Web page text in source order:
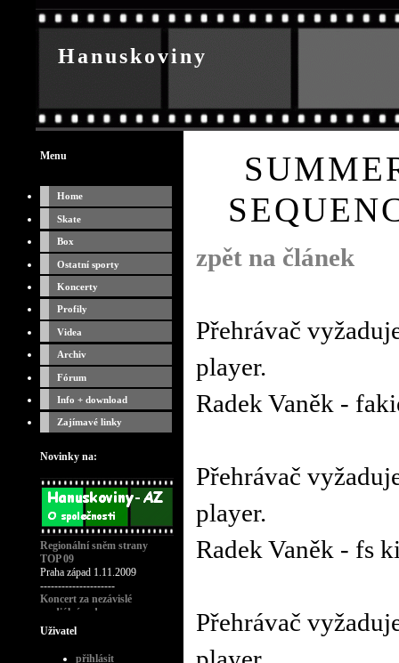
Hanuskoviny
Menu
Home
Skate
Box
Ostatní sporty
Koncerty
Profily
Videa
Archiv
Fórum
Info + download
Zajímavé linky
Novinky na:
Regionální sněm strany
TOP 09
Praha západ 1.11.2009
---------------------
Koncert za nezávislé
mediální rady
---------------------
Křest časopisu playboy č.11-
Uživatel
přihlásit
zpět na článek
Přehrávač
player.
Radek Vaněk -
Přehrávač
player.
Radek Vaněk - fs
Přehrávač